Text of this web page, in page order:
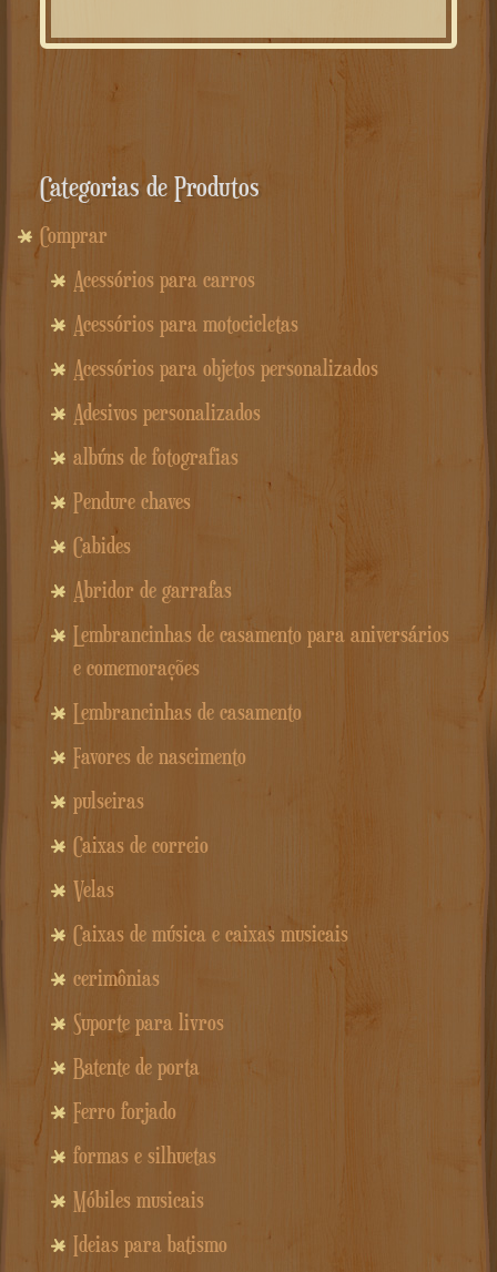
Categorias de Produtos
Comprar
Acessórios para carros
Acessórios para motocicletas
Acessórios para objetos personalizados
Adesivos personalizados
albúns de fotografias
Pendure chaves
Cabides
Abridor de garrafas
Lembrancinhas de casamento para aniversários
e comemorações
Lembrancinhas de casamento
Favores de nascimento
pulseiras
Caixas de correio
Velas
Caixas de música e caixas musicais
cerimônias
Suporte para livros
Batente de porta
Ferro forjado
formas e silhuetas
Móbiles musicais
Ideias para batismo